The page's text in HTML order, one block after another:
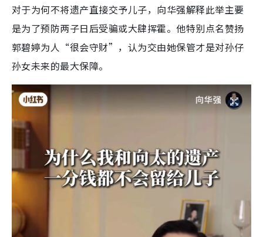
对于为何不将遗产直接交予儿子，向华强解释此举主要
是为了预防两子日后受骗或大肆挥霍。他特别点名赞扬
郭碧婷为人“很会守财”，认为交由她保管才是对孙仔
孙女未来的最大保障。